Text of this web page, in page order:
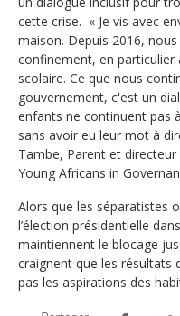
cette crise. « Je vis avec
maison. Depuis 2016,
confinement, en particulier
scolaire. Ce que nous
gouvernement, c'est un
enfants ne continuent pas
sans avoir eu leur mot à
Tambe, Parent et
Young Africans in
Alors que les séparatistes
l’élection présidentielle
maintiennent le blocage
craignent que les résultats
pas les aspirations des